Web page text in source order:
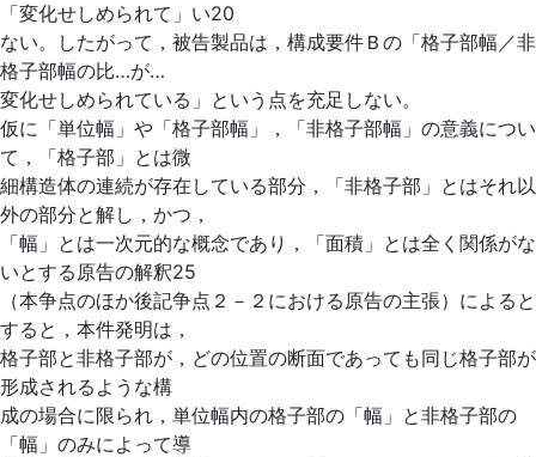
「変化せしめられて」い20
ない。したがって，被告製品は，構成要件Ｂの「格子部幅／非
格子部幅の比…が…
変化せしめられている」という点を充足しない。
仮に「単位幅」や「格子部幅」，「非格子部幅」の意義につい
て，「格子部」とは微
細構造体の連続が存在している部分，「非格子部」とはそれ以
外の部分と解し，かつ，
「幅」とは一次元的な概念であり，「面積」とは全く関係がな
いとする原告の解釈25
（本争点のほか後記争点２－２における原告の主張）によると
すると，本件発明は，
格子部と非格子部が，どの位置の断面であっても同じ格子部が
形成されるような構
成の場合に限られ，単位幅内の格子部の「幅」と非格子部の
「幅」のみによって導